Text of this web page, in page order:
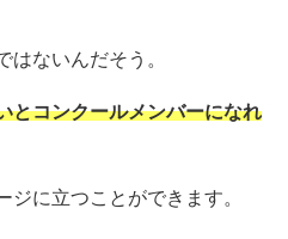
はないんだそう。
とコンクールメンバーになれ
ジに立つことができます。